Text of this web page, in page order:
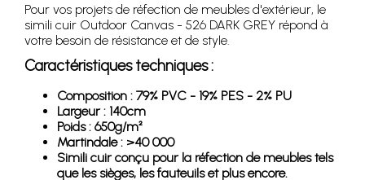
Pour vos projets de réfection de meubles d'extérieur, le
simili cuir Outdoor Canvas - 526 DARK GREY répond à
votre besoin de résistance et de style.
Caractéristiques techniques :
Composition : 79% PVC - 19% PES - 2% PU
Largeur : 140cm
Poids : 650g/m²
Martindale : >40 000
Simili cuir conçu pour la réfection de meubles tels
que les sièges, les fauteuils et plus encore.